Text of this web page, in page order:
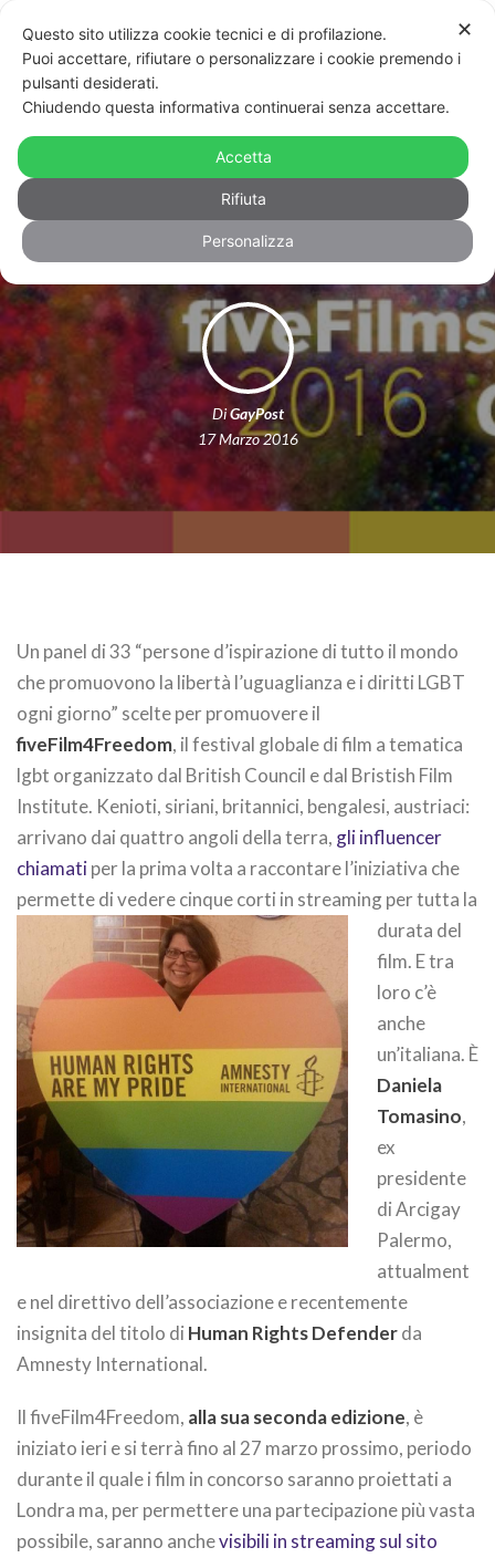
fiveFilms4Freedom: il festival del
cinema LGBT che potete vedere in
streaming
DiGayPost
17 Marzo 2016
Un panel di 33 “persone d’ispirazione di tutto il mondo
che promuovono la libertà l’uguaglianza e i diritti LGBT
ogni giorno” scelte per promuovere il
fiveFilm4Freedom, il festival globale di film a tematica
lgbt organizzato dal British Council e dal Bristish Film
Institute. Kenioti, siriani, britannici, bengalesi, austriaci:
arrivano dai quattro angoli della terra, gli influencer
chiamatiper la prima volta a raccontare l’iniziativa che
permette di vedere cinquecorti in streaming per tutta la
durata del
film. E tra
loro c’è
anche
un’italiana. È
Daniela
Tomasino,
ex
presidente
di Arcigay
Palermo,
attualment
e nel direttivo dell’associazione e recentemente
insignita del titolo di Human Rights Defenderda
Amnesty International.
Il fiveFilm4Freedom, alla sua seconda edizione, è
iniziato ieri e si terrà fino al 27 marzo prossimo, periodo
durante il quale i film in concorso saranno proiettati a
Londra ma, per permettere una partecipazione più vasta
possibile, saranno anchevisibili in streaming sul sito
✕
Questo sito utilizza cookie tecnici e di profilazione.
Puoi accettare, rifiutare o personalizzare i cookie premendo i
pulsanti desiderati.
Chiudendo questa informativa continuerai senza accettare.
Accetta
Rifiuta
Personalizza